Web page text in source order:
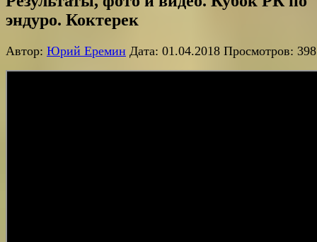
эндуро. Коктерек
Автор: Юрий Еремин Дата: 01.04.2018 Просмотров: